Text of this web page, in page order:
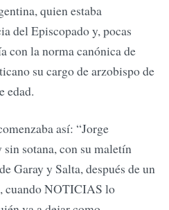
quien estaba
del Episcopado y, pocas
con la norma canónica de
su cargo de arzobispo de
edad.
así: “Jorge
sotana, con su maletín
Garay y Salta, después de un
cuando NOTICIAS lo